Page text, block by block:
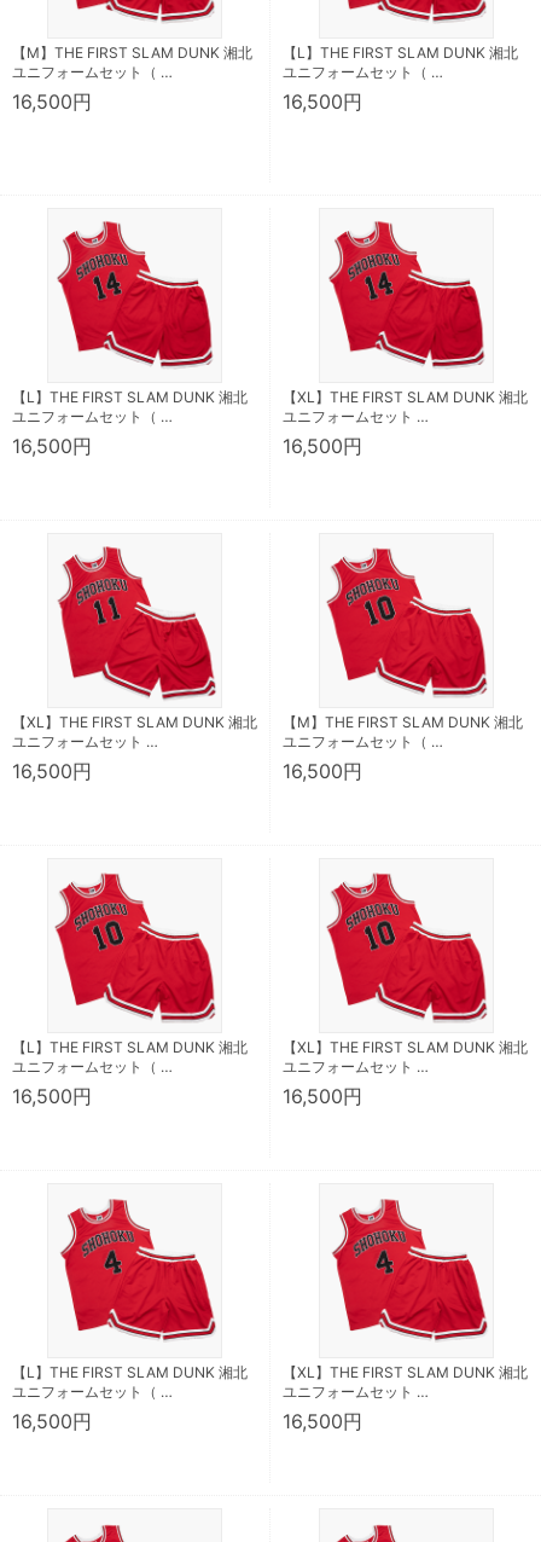
【M】THE FIRST SLAM DUNK 湘北
ユニフォームセット（ …
16,500円
【L】THE FIRST SLAM DUNK 湘北
ユニフォームセット（ …
16,500円
【L】THE FIRST SLAM DUNK 湘北
ユニフォームセット（ …
16,500円
【XL】THE FIRST SLAM DUNK 湘北
ユニフォームセット …
16,500円
【XL】THE FIRST SLAM DUNK 湘北
ユニフォームセット …
16,500円
【M】THE FIRST SLAM DUNK 湘北
ユニフォームセット（ …
16,500円
【L】THE FIRST SLAM DUNK 湘北
ユニフォームセット（ …
16,500円
【XL】THE FIRST SLAM DUNK 湘北
ユニフォームセット …
16,500円
【L】THE FIRST SLAM DUNK 湘北
ユニフォームセット（ …
16,500円
【XL】THE FIRST SLAM DUNK 湘北
ユニフォームセット …
16,500円